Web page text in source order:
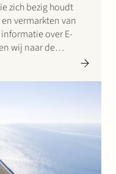
zich bezig houdt
vermarkten van
over E-
wij naar de